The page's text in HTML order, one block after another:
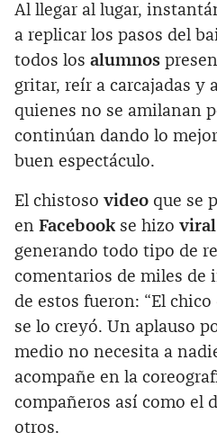
Al llegar al lugar,
a replicar los pasos del
todos los alumnos
gritar, reír a carcajadas y
quienes no se amilanan
continúan dando lo
buen espectáculo.
El chistoso video que se
en Facebook se hizo viral
generando todo tipo de
comentarios de miles de
de estos fueron: “El
se lo creyó. Un aplauso
medio no necesita a
acompañe en la
compañeros así como el
otros.